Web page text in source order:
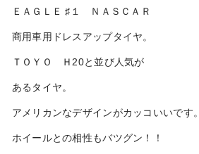
ＥＡＧＬＥ ♯１ ＮＡＳＣＡＲ
商用車用ドレスアップタイヤ。
ＴＯＹＯ Ｈ20と並び人気が
あるタイヤ。
アメリカンなデザインがカッコいいです。
ホイールとの相性もバツグン！！